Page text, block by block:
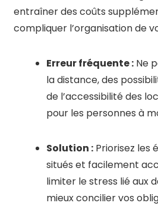
entraîner des coûts
compliquer l’organisation de
Erreur fréquente : Ne
la distance, des
de l’accessibilité des
pour les personnes à
Solution : Priorisez les
situés et facilement
limiter le stress lié aux
mieux concilier vos